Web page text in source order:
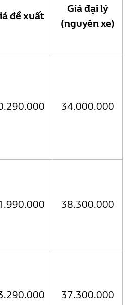
đề xuất
Giá đại lý
(nguyên xe)
34.000.000
38.300.000
37.300.000